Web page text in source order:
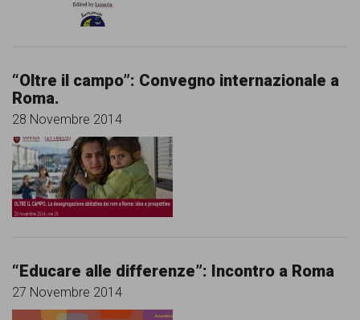
specificamente
fenomeno
del
razzismo
curato
da
collaborazione
con
“Oltre il campo”: Convegno internazionale a
Roma.
28 Novembre 2014
“Educare alle differenze”: Incontro a Roma
27 Novembre 2014